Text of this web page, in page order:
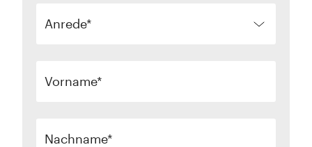
Anrede
Vorname
Nachname